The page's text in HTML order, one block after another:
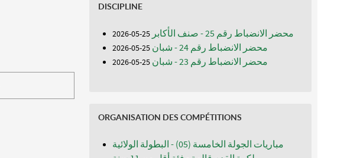
DISCIPLINE
محضر الانضباط رقم 25 - صنف الأكابر 25-05-2026
محضر الانضباط رقم 24 - شبان 25-05-2026
محضر الانضباط رقم 23 - شبان 25-05-2026
ORGANISATION DES COMPÉTITIONS
مباريات الجولة الخامسة (05) - البطولة الولائية